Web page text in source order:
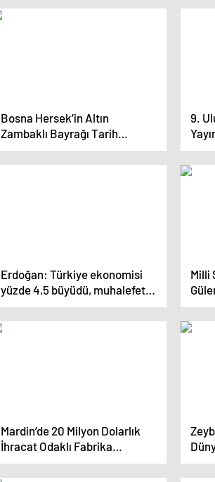
kurulmasıyla ödeyebilir”
Bosna Hersek’in Altın
Zambaklı Bayrağı Tarih
Müzesi’nde Sergileniyor
9.
Erdoğan: Türkiye ekonomisi
yüzde 4,5 büyüdü, muhalefet
ne oldu?
Milli
Mardin’de 20 Milyon Dolarlık
İhracat Odaklı Fabrika
Kurulacak